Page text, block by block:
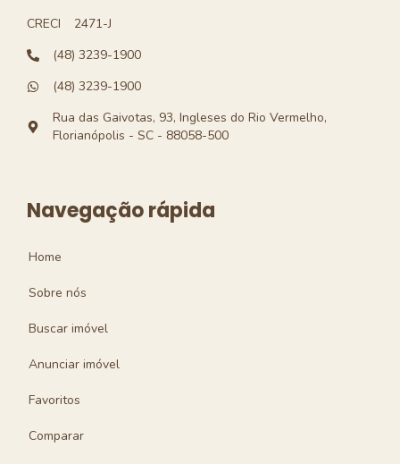
CRECI
2471-J
(48) 3239-1900
(48) 3239-1900
Rua das Gaivotas, 93, Ingleses do Rio Vermelho,
Florianópolis - SC - 88058-500
Navegação rápida
Home
Sobre nós
Buscar imóvel
Anunciar imóvel
Favoritos
Comparar